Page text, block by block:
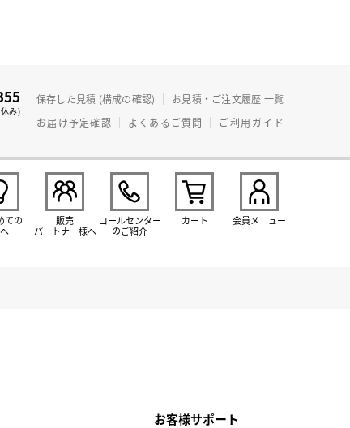
み)
保存した見積 (構成の確認)
お見積・ご注文履歴 一覧
お届け予定確認
よくあるご質問 ご利用ガイド
ての
販売
パートナー様へ
コールセンター
のご紹介
カート 会員メニュー
お客様サポート